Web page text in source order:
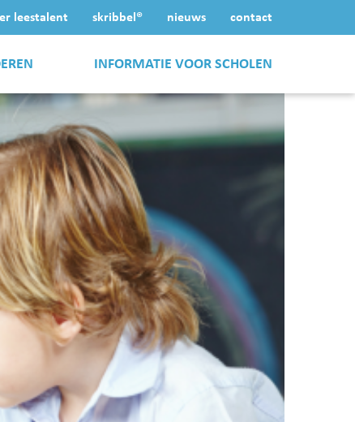
leestalent skribbel® nieuws contact
INFORMATIE VOOR SCHOLEN